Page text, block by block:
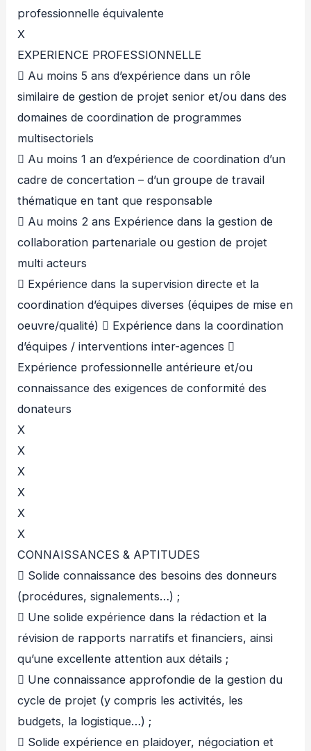
professionnelle équivalente
X
EXPERIENCE PROFESSIONNELLE
 Au moins 5 ans d’expérience dans un rôle
similaire de gestion de projet senior et/ou dans des
domaines de coordination de programmes
multisectoriels
 Au moins 1 an d’expérience de coordination d’un
cadre de concertation – d’un groupe de travail
thématique en tant que responsable
 Au moins 2 ans Expérience dans la gestion de
collaboration partenariale ou gestion de projet
multi acteurs
 Expérience dans la supervision directe et la
coordination d’équipes diverses (équipes de mise en
oeuvre/qualité)  Expérience dans la coordination
d’équipes / interventions inter-agences 
Expérience professionnelle antérieure et/ou
connaissance des exigences de conformité des
donateurs
X
X
X
X
X
X
CONNAISSANCES & APTITUDES
 Solide connaissance des besoins des donneurs
(procédures, signalements…) ;
 Une solide expérience dans la rédaction et la
révision de rapports narratifs et financiers, ainsi
qu’une excellente attention aux détails ;
 Une connaissance approfondie de la gestion du
cycle de projet (y compris les activités, les
budgets, la logistique…) ;
 Solide expérience en plaidoyer, négociation et